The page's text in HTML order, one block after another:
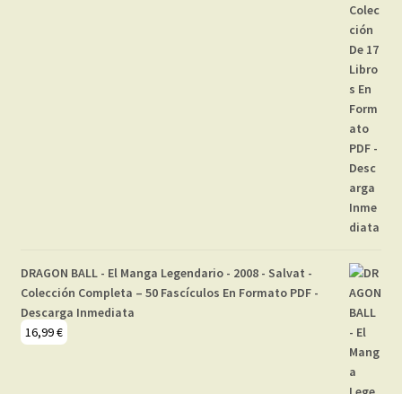
DRAGON BALL - El Manga Legendario - 2008 - Salvat -
Colección Completa – 50 Fascículos En Formato PDF -
Descarga Inmediata
16,99€